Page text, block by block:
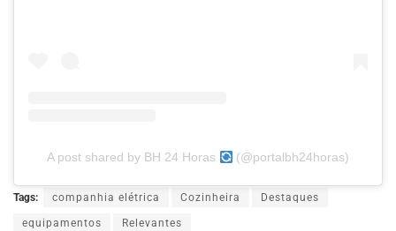
A post shared by BH 24 Horas (@portalbh24horas)
Tags: companhia elétrica Cozinheira Destaques
equipamentos Relevantes